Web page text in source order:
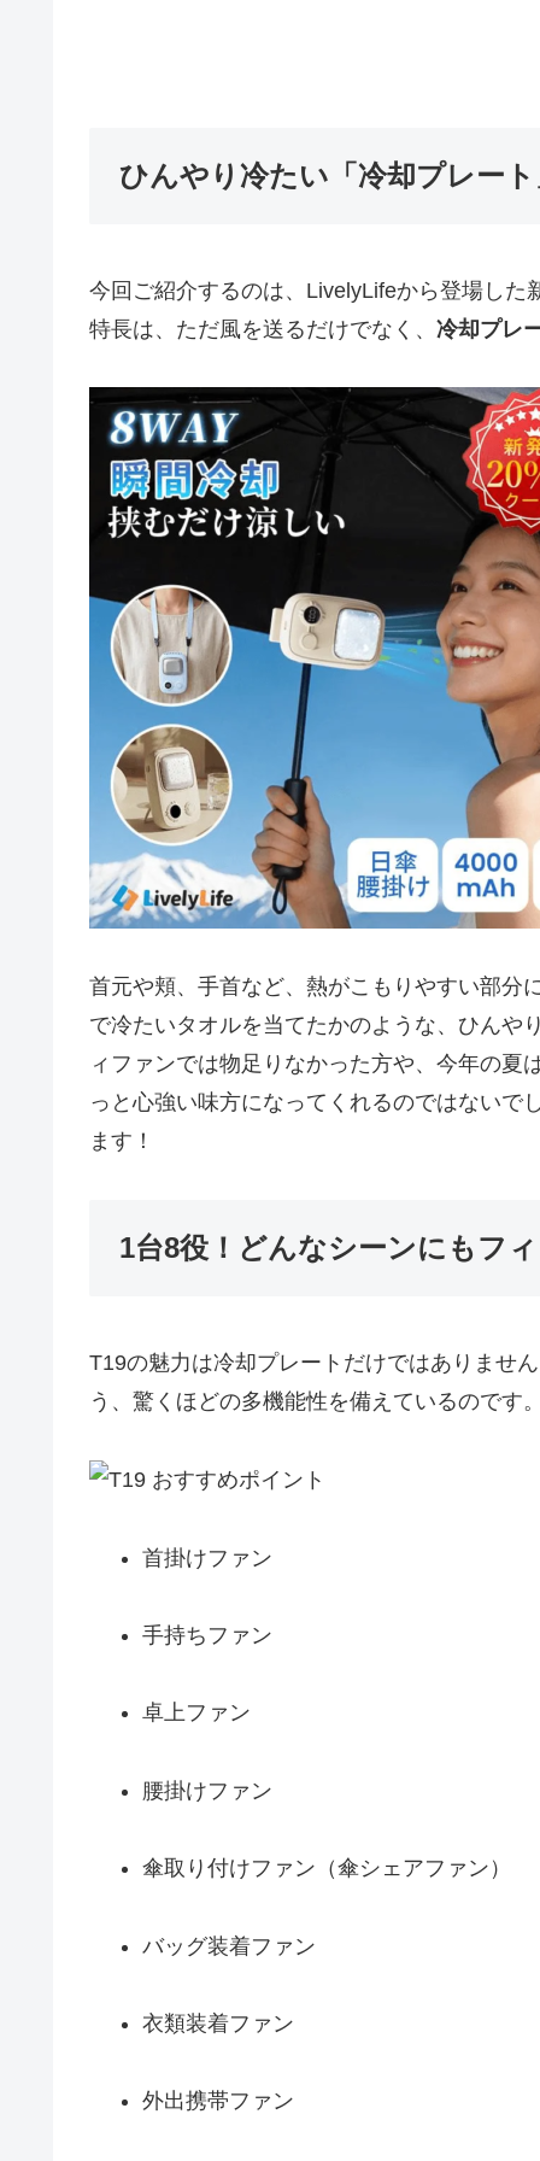
ひんやり冷たい「冷却プレー
今回ご紹介するのは、LivelyLifeから登場し
特長は、ただ風を送るだけでなく、 冷却プレ
首元や頬、手首など、熱がこもりやすい部分
で冷たいタオルを当てたかのような、ひんや
ィファンでは物足りなかった方や、今年の
っと心強い味方になってくれるのではないで
ます！
1台8役！どんなシーンにもフ
T19の魅力は冷却プレートだけではありませ
う、驚くほどの多機能性を備えているのです
首掛けファン
手持ちファン
卓上ファン
腰掛けファン
傘取り付けファン（傘シェアファン）
バッグ装着ファン
衣類装着ファン
外出携帯ファン